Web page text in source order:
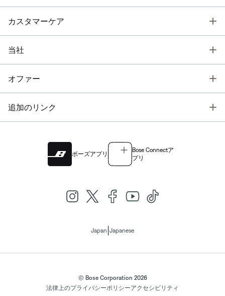
カスタマーケア
当社
オファー
追加のリンク
ボーズアプリ
Bose Connectア
プリ
Japan Japanese
© Bose Corporation 2026
法律上のプライバシーポリシーアクセシビリティ